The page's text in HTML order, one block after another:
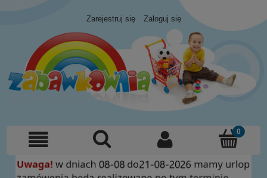
Zarejestruj się Zaloguj się